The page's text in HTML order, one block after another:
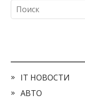
IT НОВОСТИ
АВТО